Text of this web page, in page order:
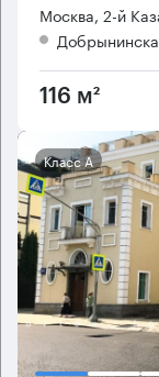
Москва, 2-й
116 м²
Класс А